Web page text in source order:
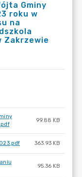
Gminy
roku w
na
Zakrzewie
99.88 KB
363.93 KB
95.36 KB